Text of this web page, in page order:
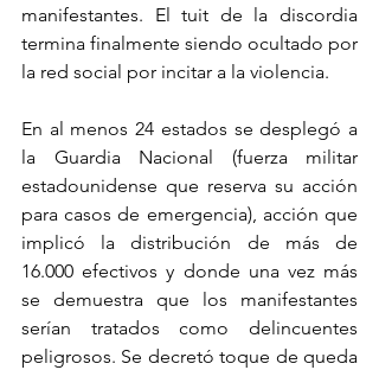
manifestantes. El tuit de la discordia
termina finalmente siendo ocultado por
la red social por incitar a la violencia.
En al menos 24 estados se desplegó a
la Guardia Nacional (fuerza militar
estadounidense que reserva su acción
para casos de emergencia), acción que
implicó la distribución de más de
16.000 efectivos y donde una vez más
se demuestra que los manifestantes
serían tratados como delincuentes
peligrosos. Se decretó toque de queda